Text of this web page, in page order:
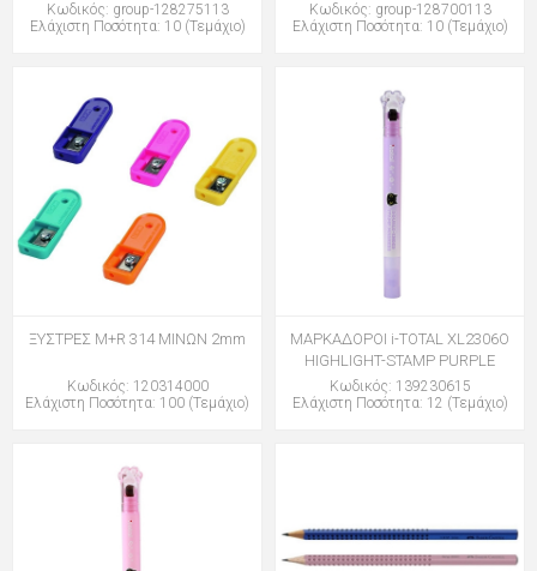
Κωδικός: group-128275113
Ελάχιστη Ποσότητα: 10 (Τεμάχιο)
Κωδικός: group-128700113
Ελάχιστη Ποσότητα: 10 (Τεμάχιο)
ΞΥΣΤΡΕΣ M+R 314 ΜΙΝΩΝ 2mm
Κωδικός: 120314000
Ελάχιστη Ποσότητα: 100 (Τεμάχιο)
ΜΑΡΚΑΔΟΡΟΙ i-TOTAL XL2306O
HIGHLIGHT-STAMP PURPLE
Κωδικός: 139230615
Ελάχιστη Ποσότητα: 12 (Τεμάχιο)